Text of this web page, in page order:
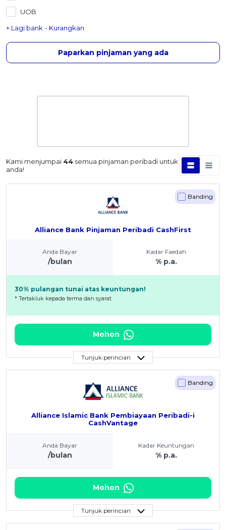
UOB
+ Lagi bank - Kurangkan
Paparkan pinjaman yang ada
Kami menjumpai 44 semua pinjaman peribadi untuk
anda!
Alliance Bank Pinjaman Peribadi CashFirst
Banding
Anda Bayar
/bulan
Kadar Faedah
% p.a.
30% pulangan tunai atas keuntungan!
* Tertakluk kepada terma dan syarat
Mohon
Tunjuk perincian
Alliance Islamic Bank Pembiayaan Peribadi-i
CashVantage
Banding
Anda Bayar
/bulan
Kadar Keuntungan
% p.a.
Mohon
Tunjuk perincian